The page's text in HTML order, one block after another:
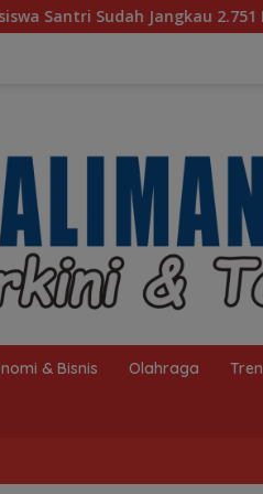
2.751 Penerima
& Bisnis Olahraga